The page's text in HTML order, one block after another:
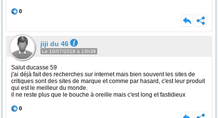
0
jiji du 46
Le 10/07/2018 à 13h39
Salut ducasse 59
j'ai déjà fait des recherches sur internet mais bien souvent les sites de
critiques sont des sites de marque et comme par hasard, c'est leur produit
qui est le meilleur du monde.
il ne reste plus que le bouche à oreille mais c'est long et fastidieux
0